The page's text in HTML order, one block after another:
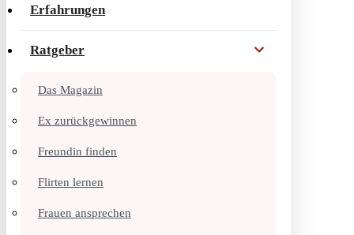
Erfahrungen
Ratgeber
Das Magazin
Ex zurückgewinnen
Freundin finden
Flirten lernen
Frauen ansprechen